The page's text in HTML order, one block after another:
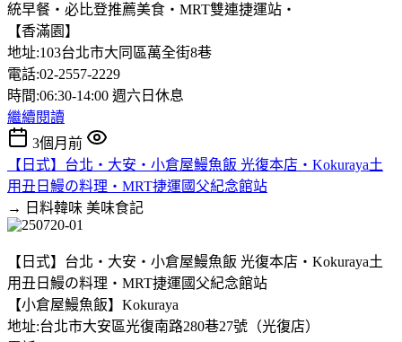
統早餐‧必比登推薦美食‧MRT雙連捷運站‧
【香滿園】
地址:103台北市大同區萬全街8巷
電話:02-2557-2229
時間:06:30-14:00 週六日休息
繼續閱讀
3個月前
【日式】台北‧大安‧小倉屋鰻魚飯 光復本店‧Kokuraya土
用丑日鰻の料理‧MRT捷運國父紀念館站
→ 日料韓味 美味食記
【日式】台北‧大安‧小倉屋鰻魚飯 光復本店‧Kokuraya土
用丑日鰻の料理‧MRT捷運國父紀念館站
【小倉屋鰻魚飯】Kokuraya
地址:台北市大安區光復南路280巷27號（光復店）